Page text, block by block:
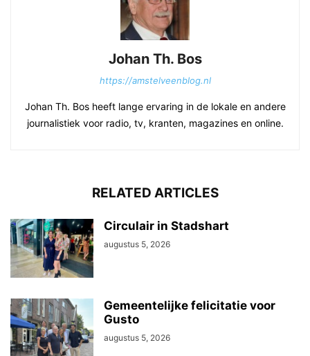
Johan Th. Bos
https://amstelveenblog.nl
Johan Th. Bos heeft lange ervaring in de lokale en andere
journalistiek voor radio, tv, kranten, magazines en online.
RELATED ARTICLES
Circulair in Stadshart
augustus 5, 2026
Gemeentelijke felicitatie voor
Gusto
augustus 5, 2026